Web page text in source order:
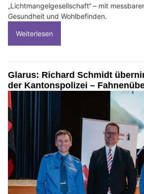
„Lichtmangelgesellschaft“ – mit
Gesundheit und Wohlbefinden.
Weiterlesen
Glarus: Richard Schmidt
der Kantonspolizei –